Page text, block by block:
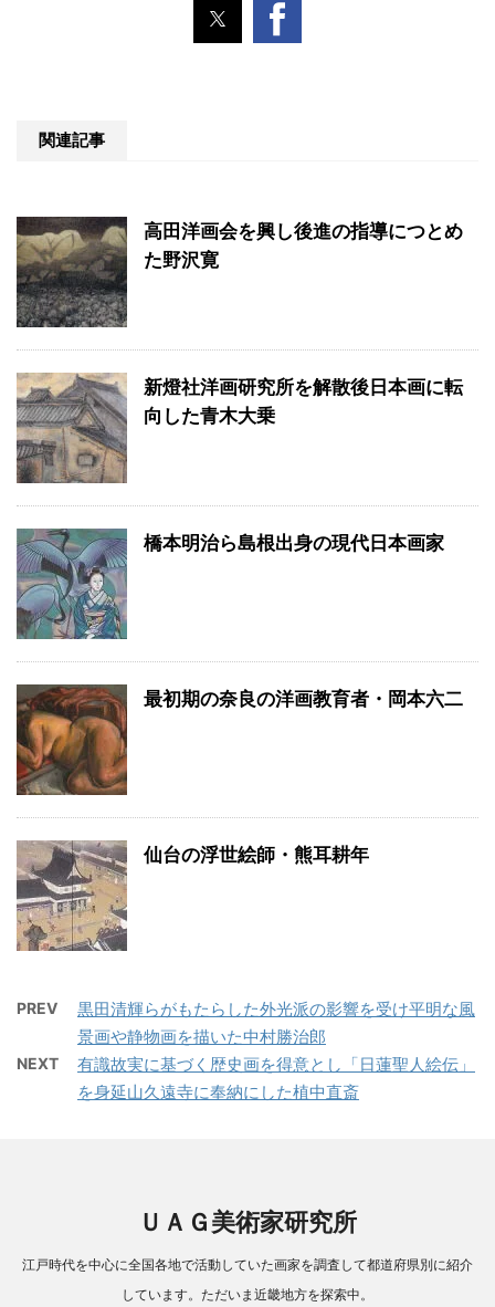
関連記事
高田洋画会を興し後進の指導につとめ
た野沢寛
新燈社洋画研究所を解散後日本画に転
向した青木大乗
橋本明治ら島根出身の現代日本画家
最初期の奈良の洋画教育者・岡本六二
仙台の浮世絵師・熊耳耕年
PREV
黒田清輝らがもたらした外光派の影響を受け平明な風
景画や静物画を描いた中村勝治郎
NEXT
有識故実に基づく歴史画を得意とし「日蓮聖人絵伝」
を身延山久遠寺に奉納にした植中直斎
ＵＡＧ美術家研究所
江戸時代を中心に全国各地で活動していた画家を調査して都道府県別に紹介
しています。ただいま近畿地方を探索中。